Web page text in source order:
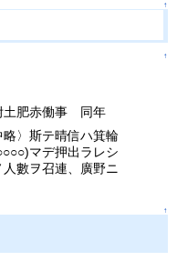
↑
↑
土肥赤働事 同年
〉斯テ晴信ハ箕輪
マデ押出ラレシ
數ヲ召連、廣野ニ
↑